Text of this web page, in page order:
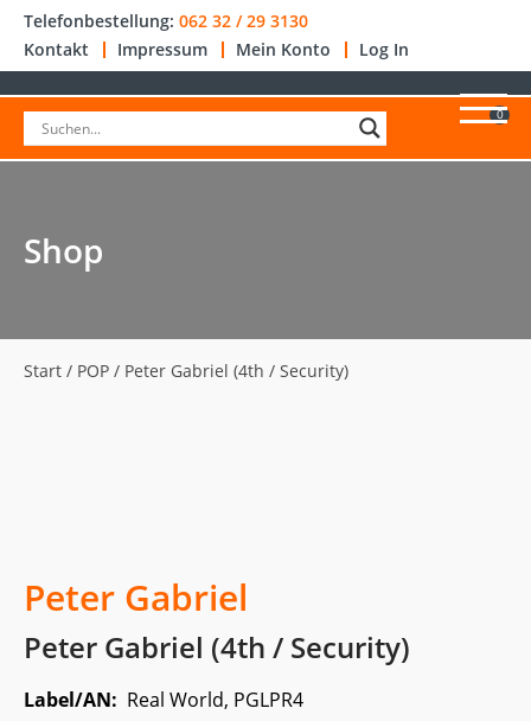
Telefonbestellung: 062 32 / 29 3130
Kontakt
Impressum Mein Konto Log In
0
Shop
Start / POP / Peter Gabriel (4th / Security)
Peter Gabriel
Peter Gabriel (4th / Security)
Label/AN: Real World, PGLPR4